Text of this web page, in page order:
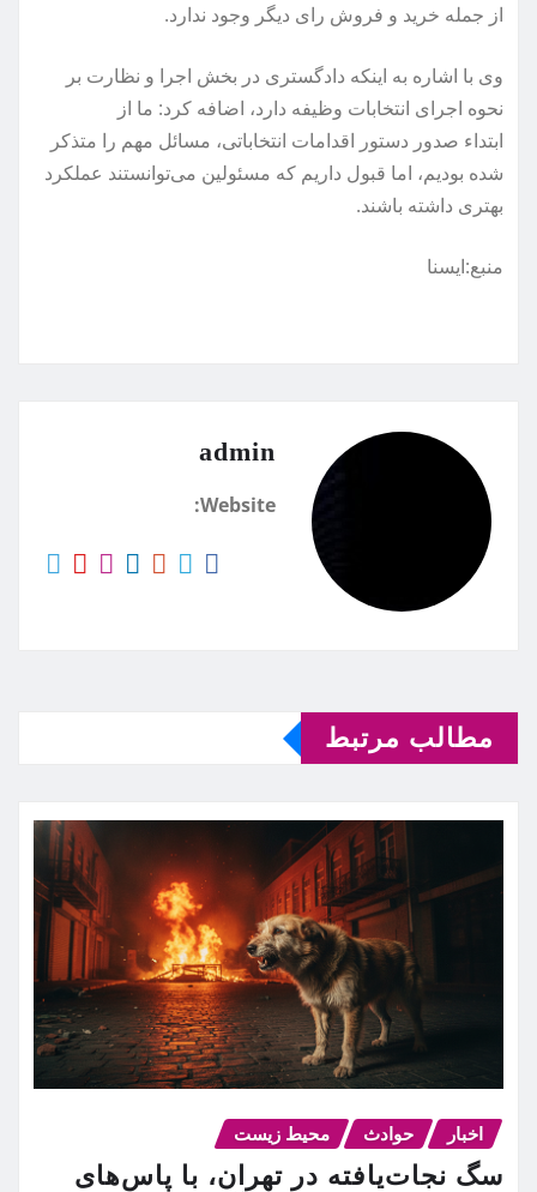
از جمله خرید و فروش رای دیگر وجود ندارد.
وی با اشاره به اینکه دادگستری در بخش اجرا و نظارت بر
نحوه اجرای انتخابات وظیفه دارد، اضافه کرد: ما از
ابتداء صدور دستور اقدامات انتخاباتی، مسائل مهم را متذکر
شده بودیم، اما قبول داریم که مسئولین می‌توانستند عملکرد
بهتری داشته باشند.
منبع:ايسنا
admin
Website:
مطالب مرتبط
اخبار حوادث محیط زیست
سگ نجات‌یافته در تهران، با پاس‌های